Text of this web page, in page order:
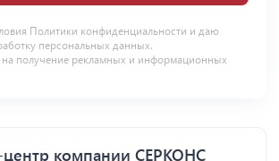
Политики конфиденциальности и даю
персональных данных.
на получение рекламных и информационных
центр компании СЕРКОНС